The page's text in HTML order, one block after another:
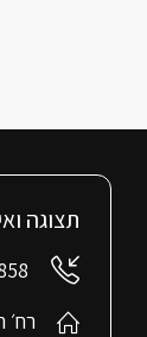
תצוגה
רח׳